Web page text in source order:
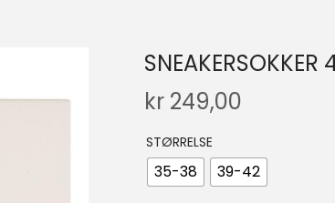
kr 249,00
STØRRELSE
35-38 39-42